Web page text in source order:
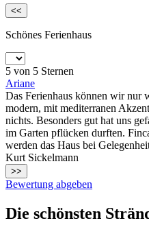
<<
Schönes Ferienhaus
5 von 5 Sternen
Ariane
Das Ferienhaus können wir nur
modern, mit mediterranen
nichts. Besonders gut hat uns
im Garten pflücken durften.
werden das Haus bei
Kurt Sickelmann
>>
Bewertung abgeben
Die schönsten